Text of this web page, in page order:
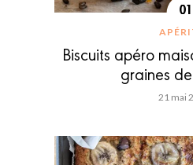
Biscuits apéro
graines
21 mai